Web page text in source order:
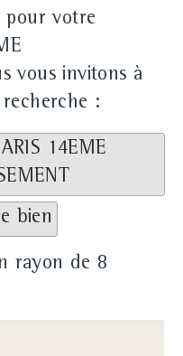
pour votre
vous invitons à
:
14EME
bien
rayon de 8